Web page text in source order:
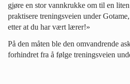
gjøre en stor vannkrukke om til en
praktisere treningsveien under
etter at du har vært lærer!»
På den måten ble den omvandrende
forhindret fra å følge treningsveien